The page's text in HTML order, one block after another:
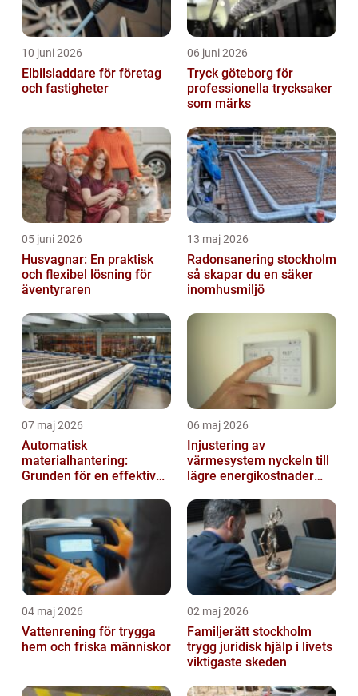
10 juni 2026
Elbilsladdare för företag
och fastigheter
06 juni 2026
Tryck göteborg för
professionella trycksaker
som märks
05 juni 2026
Husvagnar: En praktisk
och flexibel lösning för
äventyraren
13 maj 2026
Radonsanering stockholm
så skapar du en säker
inomhusmiljö
07 maj 2026
Automatisk
materialhantering:
Grunden för en effektiv
06 maj 2026
Injustering av
värmesystem nyckeln till
lägre energikostnader
inomhusklimat
04 maj 2026
Vattenrening för trygga
hem och friska människor
02 maj 2026
Familjerätt stockholm
trygg juridisk hjälp i livets
viktigaste skeden